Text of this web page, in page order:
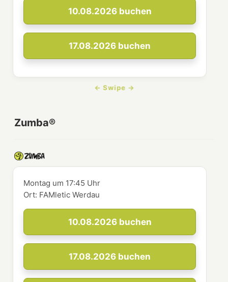
10.08.2026buchen
17.08.2026 buchen
Zumba®
Montag um 17:45 Uhr
Ort: FAMletic Werdau
10.08.2026buchen
17.08.2026 buchen